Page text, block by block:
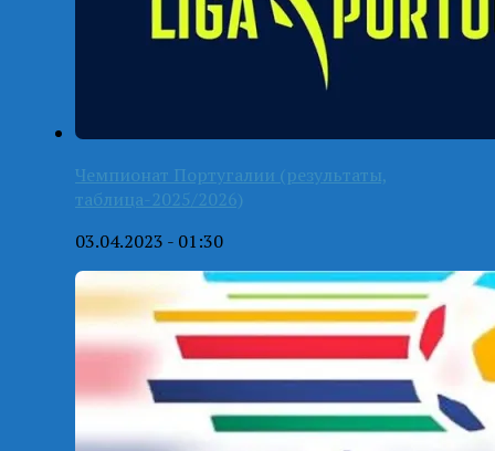
Чемпионат Португалии (результаты,
таблица-2025/2026)
03.04.2023 - 01:30